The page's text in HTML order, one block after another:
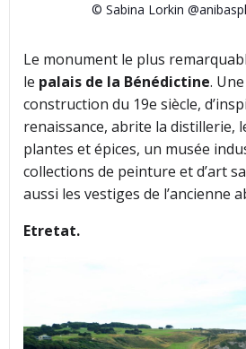
© Sabina Lorkin
Le monument le plus
le palais de la Bénédictine.
construction du 19e siècle,
renaissance, abrite la distillerie,
plantes et épices, un musée
collections de peinture et d’art
aussi les vestiges de l’ancienne
Etretat.